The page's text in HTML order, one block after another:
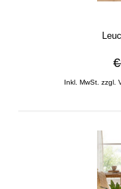
Inkl. MwSt. zzgl.